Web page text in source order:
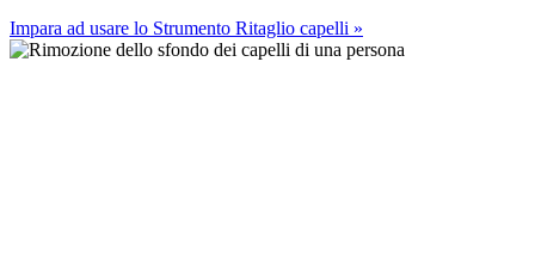
Impara ad usare lo Strumento Ritaglio capelli »